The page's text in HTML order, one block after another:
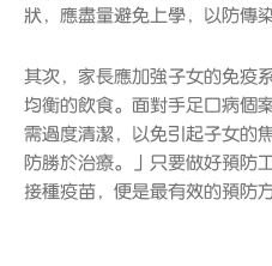
狀，應盡量避免上學，以防傳染
其次，家長應加強子女的免疫
均衡的飲食。面對手足口病個
需過度清潔，以免引起子女的
防勝於治療。」只要做好預防
接種疫苗，便是最有效的預防方